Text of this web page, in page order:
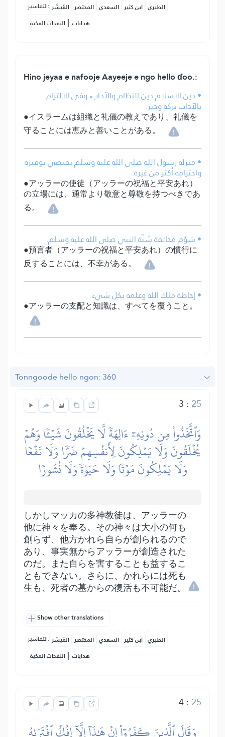
التفاسير: المُيسَّر المختصر السعدي ابن كثير الطبري
النفحات المكية | هدايات
Hino jeyaa e nafooje Aayeeje e ngo hello ɗoo.:
• دين الإسلام دين النظام والآداب، وفي الالتزام
بالآداب بركة وخير.
●イスラームは組織と礼儀の教えであり、礼儀を
守ることには恵みと善いことがある。
• منزلة رسول الله صلى الله عليه وسلم تقتضي توقيره
واحترامه أكثر من غيره.
●アッラーの使徒（アッラーの祝福と平安あれ）
の立場には、通常より敬意と尊敬を持つべきであ
る。
• شؤم مخالفة سُنَّة النبي صلى الله عليه وسلم.
●預言者（アッラーの祝福と平安あれ）の慣行に
反することには、不幸がある。
• إحاطة ملك الله وعلمه بكل شيء.
●アッラーの支配と知識は、すべてを覆うこと。
Tonngoode hello ngon: 360
3 : 25
وَٱتَّخَذُواْ مِن دُونِهِۦٓ ءَالِهَةٗ لَّا يَخۡلُقُونَ شَيۡـٔٗا وَهُمۡ
يُخۡلَقُونَ وَلَا يَمۡلِكُونَ لِأَنفُسِهِمۡ ضَرّٗا وَلَا نَفۡعٗا
وَلَا يَمۡلِكُونَ مَوۡتٗا وَلَا حَيَوٰةٗ وَلَا نُشُورٗا
しかしマッカの多神教徒は、アッラーの
他に神々を奉る。その神々は大小の何も
創らず、他方かれら自らが創られるので
あり、事実無からアッラーが創造された
のだ。また自らを害することも益するこ
ともできない。さらに、かれらには死も
生も、死者の墓からの復活も不可能だ。
Show other translations
التفاسير: المُيسَّر المختصر السعدي ابن كثير الطبري
النفحات المكية | هدايات
4: 25
وَقَالَ ٱلَّذِينَ كَفَرُوٓاْ إِنۡ هَٰذَآ إِلَّآ إِفۡكٌ ٱفۡتَرَىٰهُ